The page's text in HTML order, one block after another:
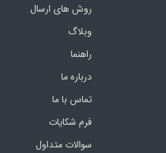
روش های ارسال
وبلاگ
راهنما
درباره ما
تماس با ما
فرم‌ شکایات
سوالات متداول